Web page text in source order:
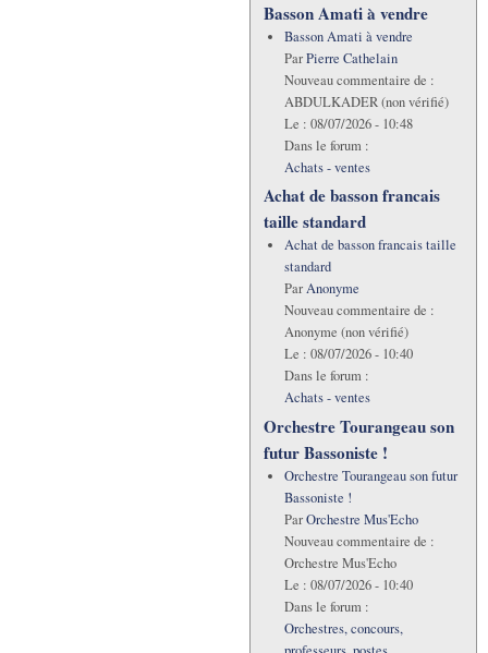
Basson Amati à vendre
Basson Amati à vendre
ParPierre Cathelain
Nouveau commentaire de :
ABDULKADER (non vérifié)
Le : 08/07/2026 - 10:48
Dans le forum :
Achats - ventes
Achat de basson francais
taille standard
Achat de basson francais taille
standard
ParAnonyme
Nouveau commentaire de :
Anonyme (non vérifié)
Le : 08/07/2026 - 10:40
Dans le forum :
Achats - ventes
Orchestre Tourangeau son
futur Bassoniste !
Orchestre Tourangeau son futur
Bassoniste !
ParOrchestre Mus'Echo
Nouveau commentaire de :
Orchestre Mus'Echo
Le : 08/07/2026 - 10:40
Dans le forum :
Orchestres, concours,